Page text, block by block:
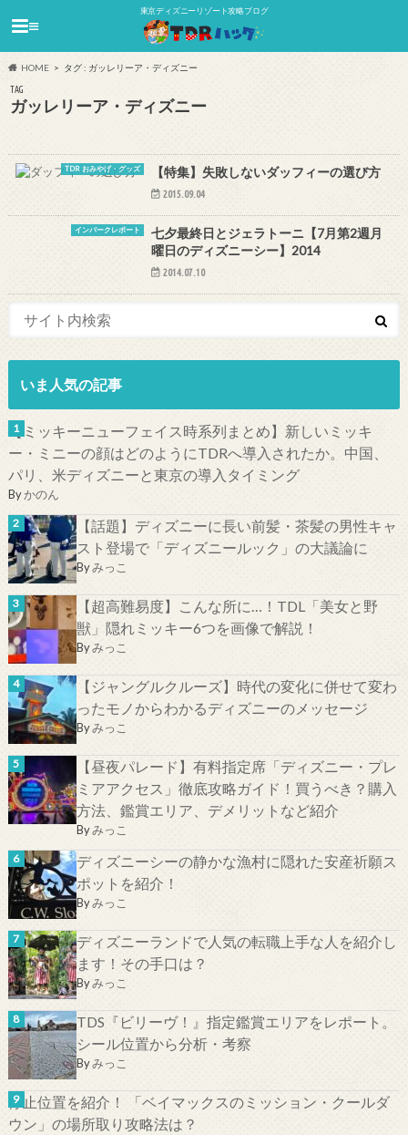
東京ディズニーリゾート攻略ブログ
≡
HOME タグ : ガッレリーア・ディズニー
TAG
ガッレリーア・ディズニー
TDR おみやげ・グッズ 【特集】失敗しないダッフィーの選び方
2015.09.04
インパークレポート
七夕最終日とジェラトーニ【7月第2週月
曜日のディズニーシー】2014
2014.07.10
いま人気の記事
【ミッキーニューフェイス時系列まとめ】新しいミッキ
ー・ミニーの顔はどのようにTDRへ導入されたか。中国、
パリ、米ディズニーと東京の導入タイミング
Byかのん
【話題】ディズニーに長い前髪・茶髪の男性キャ
スト登場で「ディズニールック」の大議論に
Byみっこ
【超高難易度】こんな所に…！TDL「美女と野
獣」隠れミッキー6つを画像で解説！
Byみっこ
【ジャングルクルーズ】時代の変化に併せて変わ
ったモノからわかるディズニーのメッセージ
Byみっこ
【昼夜パレード】有料指定席「ディズニー・プレ
ミアアクセス」徹底攻略ガイド！買うべき？購入
方法、鑑賞エリア、デメリットなど紹介
Byみっこ
ディズニーシーの静かな漁村に隠れた安産祈願ス
ポットを紹介！
Byみっこ
ディズニーランドで人気の転職上手な人を紹介し
ます！その手口は？
Byみっこ
TDS『ビリーヴ！』指定鑑賞エリアをレポート。
シール位置から分析・考察
Byみっこ
停止位置を紹介！ 「ベイマックスのミッション・クールダ
ウン」の場所取り攻略法は？